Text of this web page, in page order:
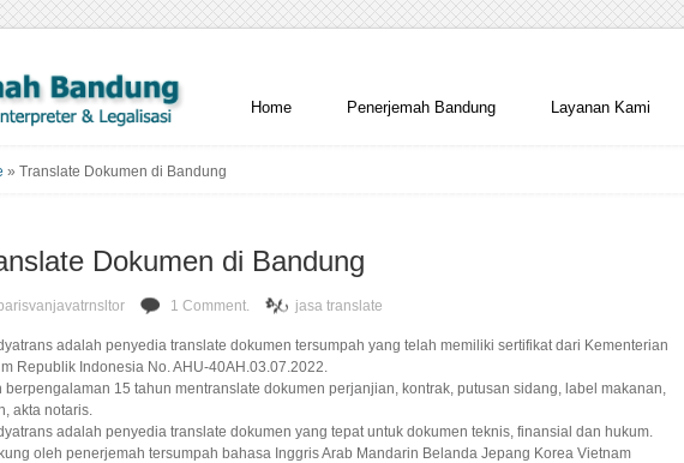
Home Penerjemah Bandung Layanan Kami
» Translate Dokumen di Bandung
Dokumen di Bandung
1 Comment. jasa translate
adalah penyedia translate dokumen tersumpah yang telah memiliki sertifikat dari Kementerian
Republik Indonesia No. AHU-40AH.03.07.2022.
berpengalaman 15 tahun mentranslate dokumen perjanjian, kontrak, putusan sidang, label makanan,
akta notaris.
adalah penyedia translate dokumen yang tepat untuk dokumen teknis, finansial dan hukum.
oleh penerjemah tersumpah bahasa Inggris Arab Mandarin Belanda Jepang Korea Vietnam